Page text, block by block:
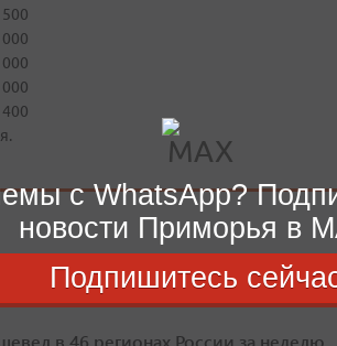
400
с WhatsApp?
новости Приморья в
Подпишитесь